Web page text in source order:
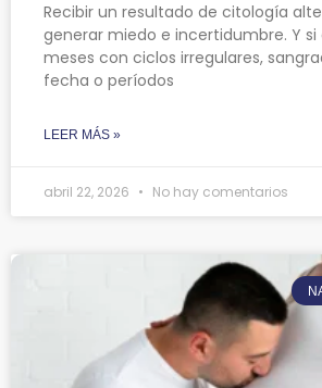
Recibir un resultado de citología
generar miedo e incertidumbre. Y si
meses con ciclos irregulares,
fecha o períodos
LEER MÁS »
abril 22, 2026 No hay comentarios